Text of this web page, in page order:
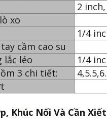
2
xo
1/4
cầm cao su
lắc léo
1/4
3 chi tiết:
Khúc Nối Và Cần